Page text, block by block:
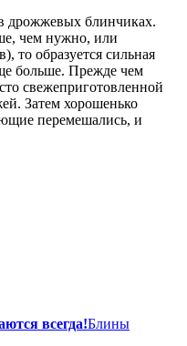
дрожжевых блинчиках.
чем нужно, или
то образуется сильная
больше. Прежде чем
свежеприготовленной
Затем хорошенько
перемешались, и
всегда!Блины